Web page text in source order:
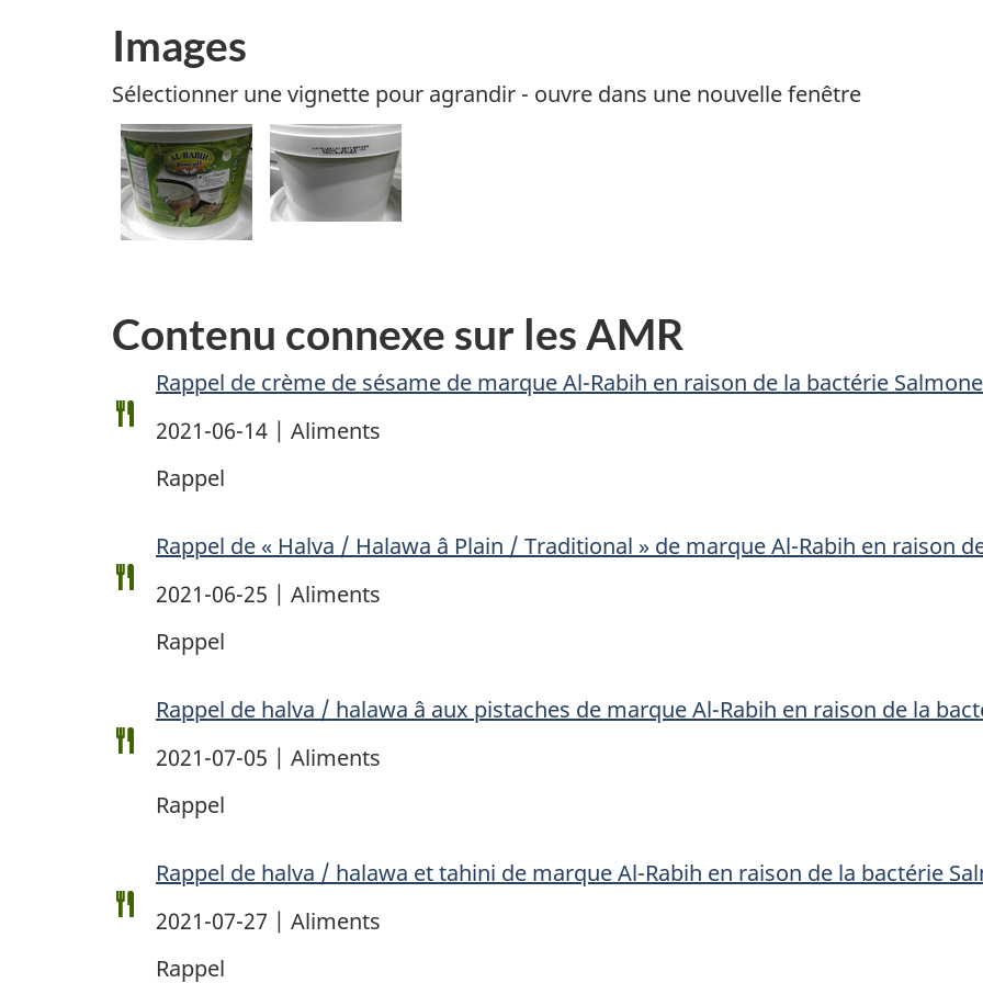
Images
Sélectionner une vignette pour agrandir - ouvre dans une nouvelle fenêtre
Contenu connexe sur les AMR
Rappel de crème de sésame de marque Al-Rabih en raison de la bactérie
2021-06-14 | Aliments
Rappel
Rappel de « Halva / Halawa â Plain / Traditional » de marque Al-Rabih en raison
2021-06-25 | Aliments
Rappel
Rappel de halva / halawa â aux pistaches de marque Al-Rabih en raison de la
2021-07-05 | Aliments
Rappel
Rappel de halva / halawa et tahini de marque Al-Rabih en raison de la bactérie
2021-07-27 | Aliments
Rappel